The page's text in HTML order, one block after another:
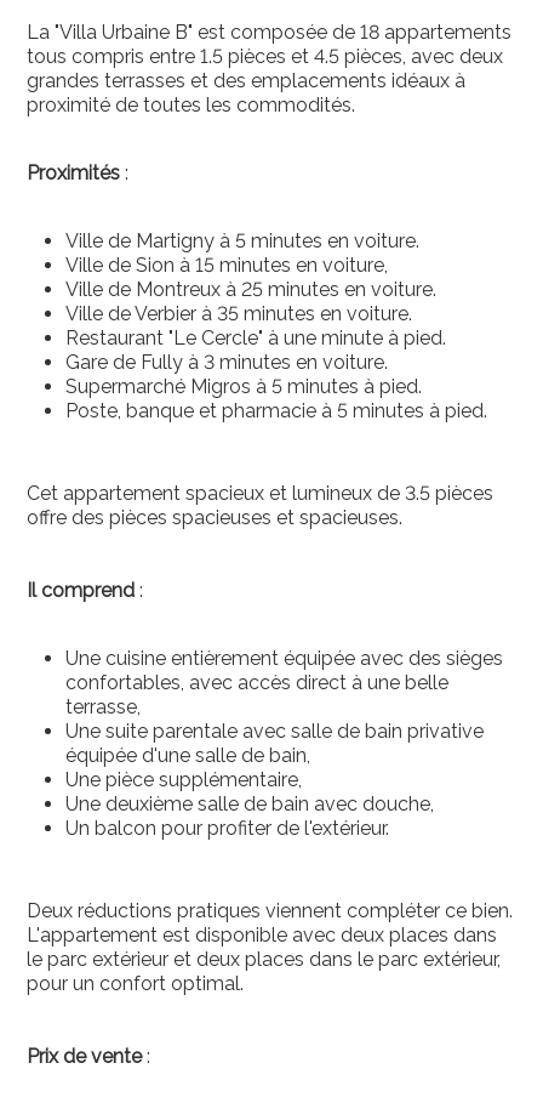
La "Villa Urbaine B" est composée de 18 appartements
tous compris entre 1.5 pièces et 4.5 pièces, avec deux
grandes terrasses et des emplacements idéaux à
proximité de toutes les commodités.
Proximités :
Ville de Martigny à 5 minutes en voiture.
Ville de Sion à 15 minutes en voiture,
Ville de Montreux à 25 minutes en voiture.
Ville de Verbier à 35 minutes en voiture.
Restaurant "Le Cercle" à une minute à pied.
Gare de Fully à 3 minutes en voiture.
Supermarché Migros à 5 minutes à pied.
Poste, banque et pharmacie à 5 minutes à pied.
Cet appartement spacieux et lumineux de 3.5 pièces
offre des pièces spacieuses et spacieuses.
Il comprend :
Une cuisine entièrement équipée avec des sièges
confortables, avec accès direct à une belle
terrasse,
Une suite parentale avec salle de bain privative
équipée d'une salle de bain,
Une pièce supplémentaire,
Une deuxième salle de bain avec douche,
Un balcon pour profiter de l'extérieur.
Deux réductions pratiques viennent compléter ce bien.
L'appartement est disponible avec deux places dans
le parc extérieur et deux places dans le parc extérieur,
pour un confort optimal.
Prix ​​de vente: